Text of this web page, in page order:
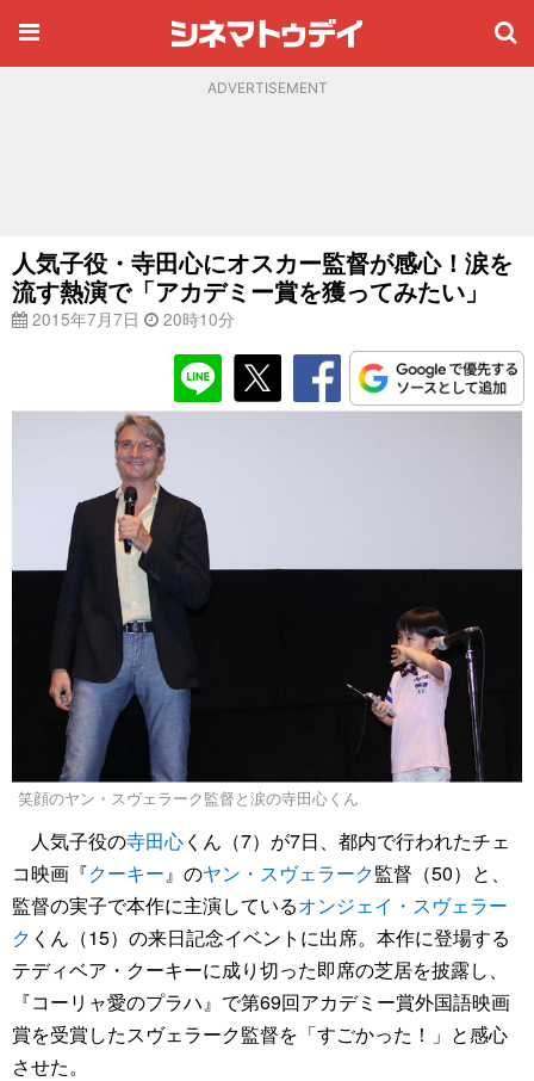
ADVERTISEMENT
人気子役・寺田心にオスカー監督が感心！涙を
流す熱演で「アカデミー賞を獲ってみたい」
2015年7月7日 20時10分
笑顔のヤン・スヴェラーク監督と涙の寺田心くん
人気子役の寺田心くん（7）が7日、都内で行われたチェ
コ映画『クーキー』のヤン・スヴェラーク監督（50）と、
監督の実子で本作に主演しているオンジェイ・スヴェラー
ク くん（15）の来日記念イベントに出席。本作に登場する
テディベア・クーキーに成り切った即席の芝居を披露し、
『コーリャ愛のプラハ』で第69回アカデミー賞外国語映画
賞を受賞したスヴェラーク監督を「すごかった！」と感心
させた。